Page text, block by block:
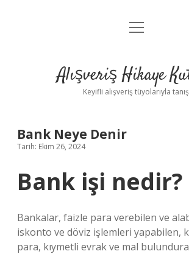
Anasayfa
Yasal Uyarı
menüyü
Alışveriş Hikaye
Keyifli alışveriş tüyolarıyla
Bank Neye Denir
Tarih: Ekim 26, 2024
Bank işi nedir?
Bankalar, faizle para verebilen ve
iskonto ve döviz işlemleri yapabilen,
para, kıymetli evrak ve mal